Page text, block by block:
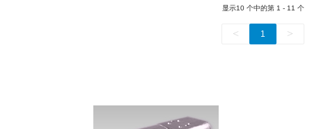
显示10 个中的第 1 - 11 个
< 1 >